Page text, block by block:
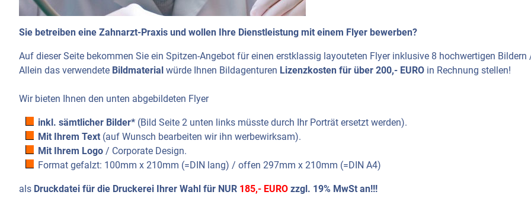
Sie betreiben eine Zahnarzt-Praxis und wollen Ihre Dienstleistung mit einem Flyer bewerben?
Auf dieser Seite bekommen Sie ein Spitzen-Angebot für einen erstklassig layouteten Flyer inklusive 8 hochwertigen Bildern
Allein das verwendete Bildmaterial würde Ihnen Bildagenturen Lizenzkosten für über 200,- EURO in Rechnung stellen!
Wir bieten Ihnen den unten abgebildeten Flyer
inkl. sämtlicher Bilder* (Bild Seite 2 unten links müsste durch Ihr Porträt ersetzt werden).
Mit Ihrem Text (auf Wunsch bearbeiten wir ihn werbewirksam).
Mit Ihrem Logo / Corporate Design.
Format gefalzt: 100mm x 210mm (=DIN lang) / offen 297mm x 210mm (=DIN A4)
als Druckdatei für die Druckerei Ihrer Wahl für NUR 185,- EURO zzgl. 19% MwSt an!!!